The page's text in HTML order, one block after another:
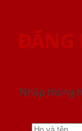
ĐĂNG
Nhập thông